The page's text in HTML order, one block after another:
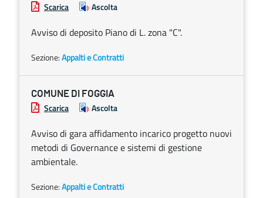
Scarica Ascolta
Avviso di deposito Piano di L. zona "C".
Sezione:Appalti e Contratti
COMUNE DI FOGGIA
Scarica Ascolta
Avviso di gara affidamento incarico progetto nuovi
metodi di Governance e sistemi di gestione
ambientale.
Sezione:Appalti e Contratti